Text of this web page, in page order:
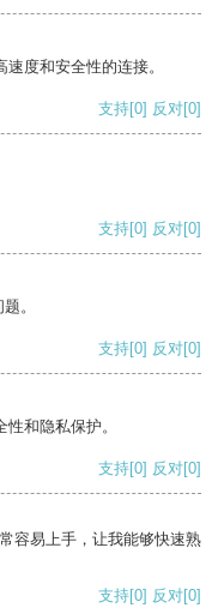
度和安全性的连接。
支持[0] 反对[0]
支持[0] 反对[0]
。
支持[0] 反对[0]
和隐私保护。
支持[0] 反对[0]
容易上手，让我能够快速熟
支持[0] 反对[0]